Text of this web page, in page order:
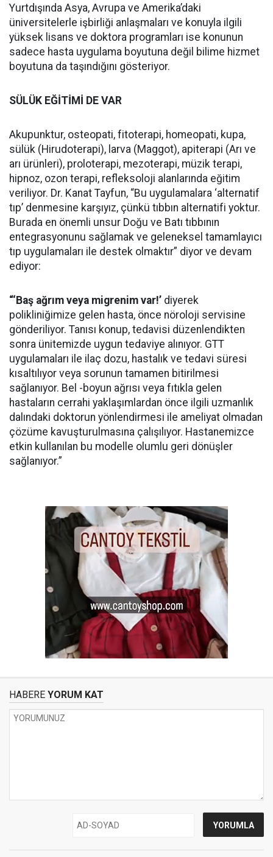
Yurtdışında Asya, Avrupa ve Amerika’daki
üniversitelerle işbirliği anlaşmaları ve konuyla ilgili
yüksek lisans ve doktora programları ise konunun
sadece hasta uygulama boyutuna değil bilime hizmet
boyutuna da taşındığını gösteriyor.
SÜLÜK EĞİTİMİ DE VAR
Akupunktur, osteopati, fitoterapi, homeopati, kupa,
sülük (Hirudoterapi), larva (Maggot), apiterapi (Arı ve
arı ürünleri), proloterapi, mezoterapi, müzik terapi,
hipnoz, ozon terapi, refleksoloji alanlarında eğitim
veriliyor. Dr. Kanat Tayfun, “Bu uygulamalara ‘alternatif
tıp’ denmesine karşıyız, çünkü tıbbın alternatifi yoktur.
Burada en önemli unsur Doğu ve Batı tıbbının
entegrasyonunu sağlamak ve geleneksel tamamlayıcı
tıp uygulamaları ile destek olmaktır” diyor ve devam
ediyor:
“‘Baş ağrım veya migrenim var!’ diyerek
polikliniğimize gelen hasta, önce nöroloji servisine
gönderiliyor. Tanısı konup, tedavisi düzenlendikten
sonra ünitemizde uygun tedaviye alınıyor. GTT
uygulamaları ile ilaç dozu, hastalık ve tedavi süresi
kısaltılıyor veya sorunun tamamen bitirilmesi
sağlanıyor. Bel -boyun ağrısı veya fıtıkla gelen
hastaların cerrahi yaklaşımlardan önce ilgili uzmanlık
dalındaki doktorun yönlendirmesi ile ameliyat olmadan
çözüme kavuşturulmasına çalışılıyor. Hastanemizce
etkin kullanılan bu modelle olumlu geri dönüşler
sağlanıyor.”
HABERE YORUM KAT